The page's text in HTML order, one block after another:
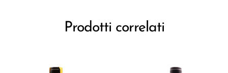
Prodotti correlati